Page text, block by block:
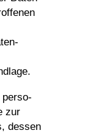
perso­
zur
dessen